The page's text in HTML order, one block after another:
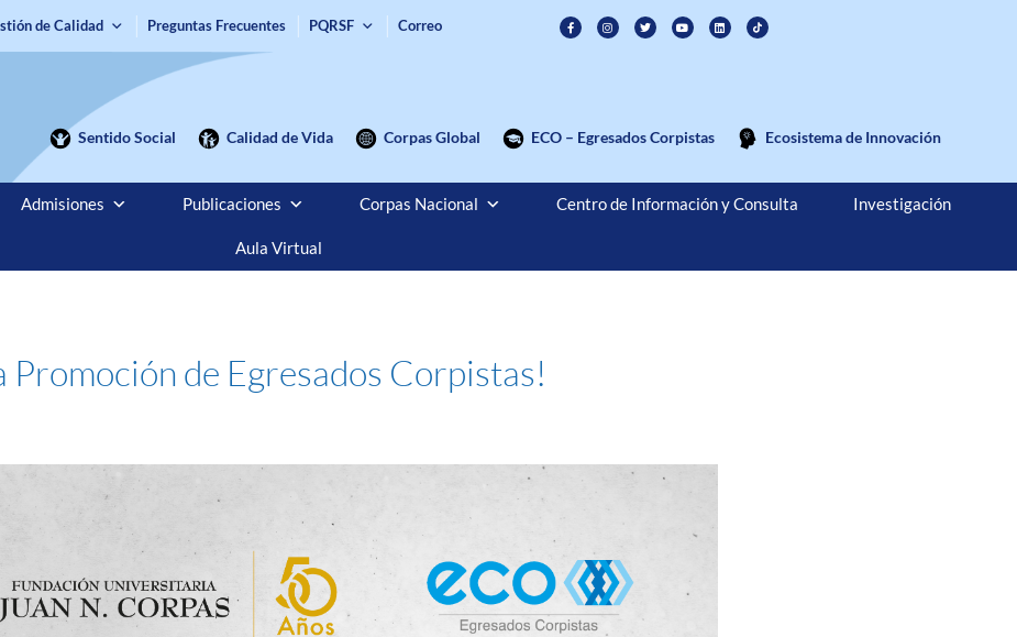
de Calidad Preguntas Frecuentes PQRSF Correo
Sentido Social Calidad de Vida Corpas Global ECO – Egresados Corpistas Ecosistema de Innovación
Admisiones Publicaciones Corpas Nacional Centro de Información y Consulta Investigación
Aula Virtual
Promoción de Egresados Corpistas!